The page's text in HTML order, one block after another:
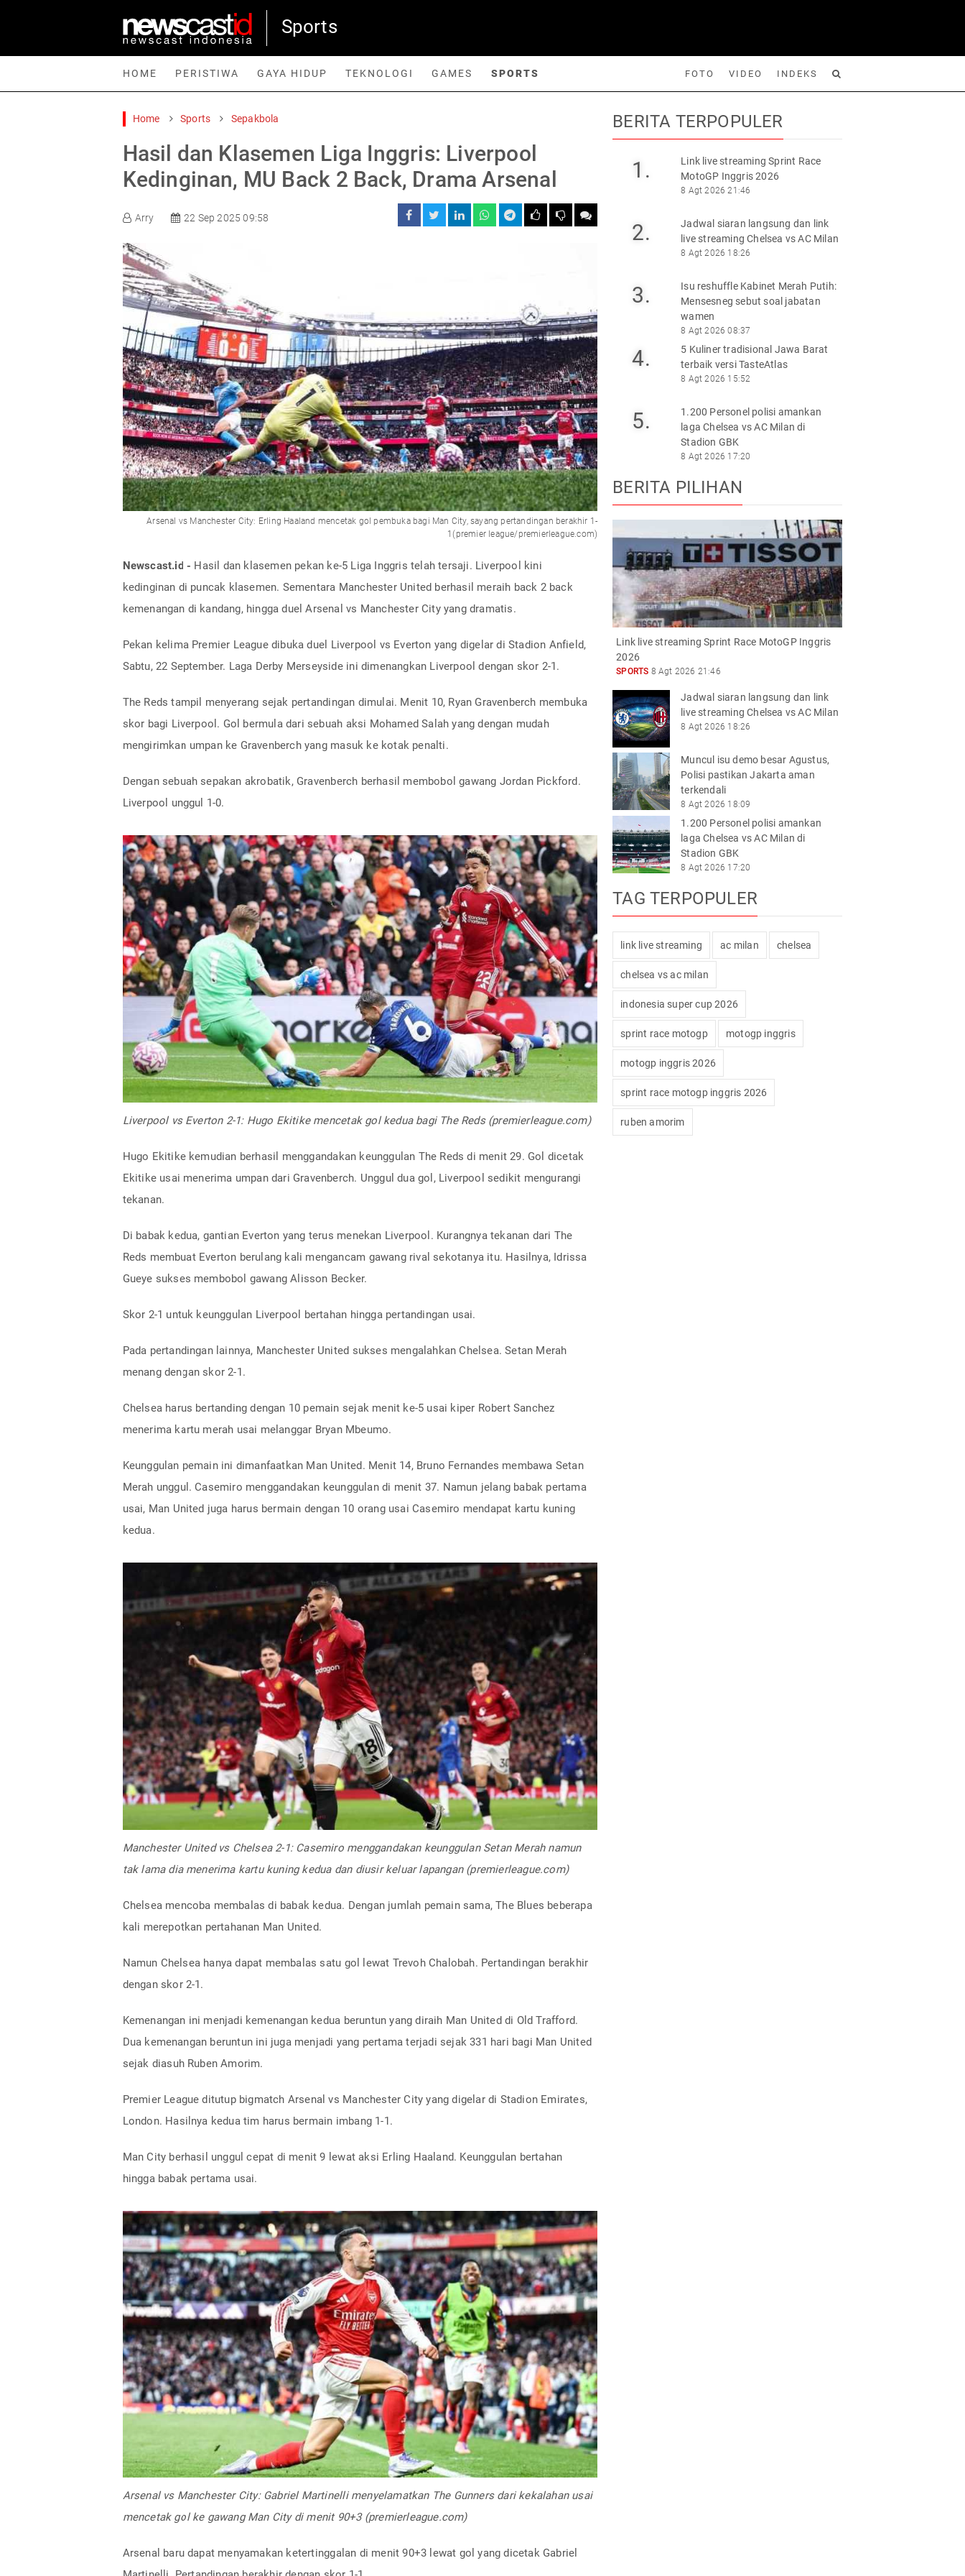
Sports
HOME PERISTIWA GAYA HIDUP TEKNOLOGI GAMES SPORTS FOTO VIDEO INDEKS
Gaya Hidup
Home Sports Sepakbola
Hasil dan Klasemen Liga Inggris: Liverpool
Kedinginan, MU Back 2 Back, Drama Arsenal
Arry 22 Sep 2025 09:58
Arsenal vs Manchester City: Erling Haaland mencetak gol pembuka bagi Man City, sayang pertandingan berakhir 1-
1(premier league/premierleague.com)
Newscast.id - Hasil dan klasemen pekan ke-5 Liga Inggris telah tersaji. Liverpool kini
kedinginan di puncak klasemen. Sementara Manchester United berhasil meraih back 2 back
kemenangan di kandang, hingga duel Arsenal vs Manchester City yang dramatis.
Pekan kelima Premier League dibuka duel Liverpool vs Everton yang digelar di Stadion Anfield,
Sabtu, 22 September. Laga Derby Merseyside ini dimenangkan Liverpool dengan skor 2-1.
The Reds tampil menyerang sejak pertandingan dimulai. Menit 10, Ryan Gravenberch membuka
skor bagi Liverpool. Gol bermula dari sebuah aksi Mohamed Salah yang dengan mudah
mengirimkan umpan ke Gravenberch yang masuk ke kotak penalti.
Dengan sebuah sepakan akrobatik, Gravenberch berhasil membobol gawang Jordan Pickford.
Liverpool unggul 1-0.
Liverpool vs Everton 2-1: Hugo Ekitike mencetak gol kedua bagi The Reds (premierleague.com)
Hugo Ekitike kemudian berhasil menggandakan keunggulan The Reds di menit 29. Gol dicetak
Ekitike usai menerima umpan dari Gravenberch. Unggul dua gol, Liverpool sedikit mengurangi
tekanan.
Di babak kedua, gantian Everton yang terus menekan Liverpool. Kurangnya tekanan dari The
Reds membuat Everton berulang kali mengancam gawang rival sekotanya itu. Hasilnya, Idrissa
Gueye sukses membobol gawang Alisson Becker.
Skor 2-1 untuk keunggulan Liverpool bertahan hingga pertandingan usai.
Pada pertandingan lainnya, Manchester United sukses mengalahkan Chelsea. Setan Merah
menang dengan skor 2-1.
Chelsea harus bertanding dengan 10 pemain sejak menit ke-5 usai kiper Robert Sanchez
menerima kartu merah usai melanggar Bryan Mbeumo.
Keunggulan pemain ini dimanfaatkan Man United. Menit 14, Bruno Fernandes membawa Setan
Merah unggul. Casemiro menggandakan keunggulan di menit 37. Namun jelang babak pertama
usai, Man United juga harus bermain dengan 10 orang usai Casemiro mendapat kartu kuning
kedua.
Manchester United vs Chelsea 2-1: Casemiro menggandakan keunggulan Setan Merah namun
tak lama dia menerima kartu kuning kedua dan diusir keluar lapangan (premierleague.com)
Chelsea mencoba membalas di babak kedua. Dengan jumlah pemain sama, The Blues beberapa
kali merepotkan pertahanan Man United.
Namun Chelsea hanya dapat membalas satu gol lewat Trevoh Chalobah. Pertandingan berakhir
dengan skor 2-1.
Kemenangan ini menjadi kemenangan kedua beruntun yang diraih Man United di Old Trafford.
Dua kemenangan beruntun ini juga menjadi yang pertama terjadi sejak 331 hari bagi Man United
sejak diasuh Ruben Amorim.
Premier League ditutup bigmatch Arsenal vs Manchester City yang digelar di Stadion Emirates,
London. Hasilnya kedua tim harus bermain imbang 1-1.
Man City berhasil unggul cepat di menit 9 lewat aksi Erling Haaland. Keunggulan bertahan
hingga babak pertama usai.
Arsenal vs Manchester City: Gabriel Martinelli menyelamatkan The Gunners dari kekalahan usai
mencetak gol ke gawang Man City di menit 90+3 (premierleague.com)
Arsenal baru dapat menyamakan ketertinggalan di menit 90+3 lewat gol yang dicetak Gabriel
BERITA TERPOPULER
1.
Link live streaming Sprint Race
MotoGP Inggris 2026
8 Agt 2026 21:46
2.
Jadwal siaran langsung dan link
live streaming Chelsea vs AC Milan
8 Agt 2026 18:26
3.
Isu reshuffle Kabinet Merah Putih:
Mensesneg sebut soal jabatan
wamen
8 Agt 2026 08:37
4.
5 Kuliner tradisional Jawa Barat
terbaik versi TasteAtlas
8 Agt 2026 15:52
5.
1.200 Personel polisi amankan
laga Chelsea vs AC Milan di
Stadion GBK
8 Agt 2026 17:20
BERITA PILIHAN
Link live streaming Sprint Race MotoGP Inggris
2026
SPORTS 8 Agt 2026 21:46
Jadwal siaran langsung dan link
live streaming Chelsea vs AC Milan
8 Agt 2026 18:26
Muncul isu demo besar Agustus,
Polisi pastikan Jakarta aman
terkendali
8 Agt 2026 18:09
1.200 Personel polisi amankan
laga Chelsea vs AC Milan di
Stadion GBK
8 Agt 2026 17:20
TAG TERPOPULER
link live streaming ac milan chelsea
chelsea vs ac milan
indonesia super cup 2026
sprint race motogp motogp inggris
motogp inggris 2026
sprint race motogp inggris 2026
ruben amorim